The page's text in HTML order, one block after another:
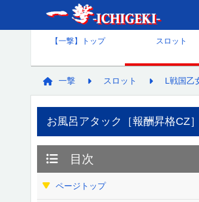
【一撃】トップ スロット
一撃 スロット L戦国乙
お風呂アタック［報酬昇格CZ］
目次
ページトップ